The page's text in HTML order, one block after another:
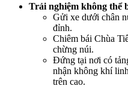
Trải nghiệm không thể
Gửi xe dưới chân
đỉnh.
Chiêm bái Chùa
chừng núi.
Đứng tại nơi có
nhận không khí
trên cao.